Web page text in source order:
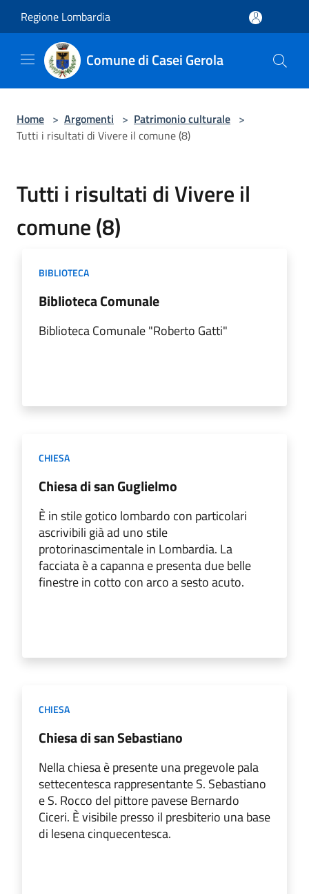
Regione Lombardia
Comune di Casei Gerola
Home > Argomenti > Patrimonio culturale >
Tutti i risultati di Vivere il comune (8)
Tutti i risultati di Vivere il
comune (8)
BIBLIOTECA
Biblioteca Comunale
Biblioteca Comunale "Roberto Gatti"
CHIESA
Chiesa di san Guglielmo
È in stile gotico lombardo con particolari
ascrivibili già ad uno stile
protorinascimentale in Lombardia. La
facciata è a capanna e presenta due belle
finestre in cotto con arco a sesto acuto.
CHIESA
Chiesa di san Sebastiano
Nella chiesa è presente una pregevole pala
settecentesca rappresentante S. Sebastiano
e S. Rocco del pittore pavese Bernardo
Ciceri. È visibile presso il presbiterio una base
di lesena cinquecentesca.